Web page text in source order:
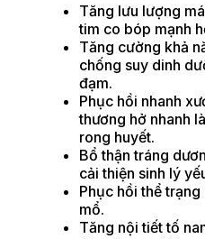
Tăng lưu lượng
tim co bóp mạnh
Tăng cường khả
chống suy dinh
đạm.
Phục hồi nhanh
thương hở nhanh
rong huyết.
Bổ thận tráng
cải thiện sinh lý
Phục hồi thể
mổ.
Tăng nội tiết tố